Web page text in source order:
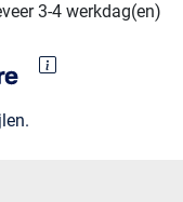
3-4 werkdag(en)